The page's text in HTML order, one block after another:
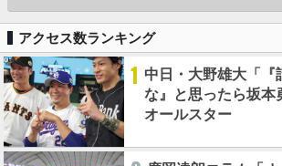
アクセス数ランキング
1 中日・大野雄大「『
な』と思ったら坂本
オールスター